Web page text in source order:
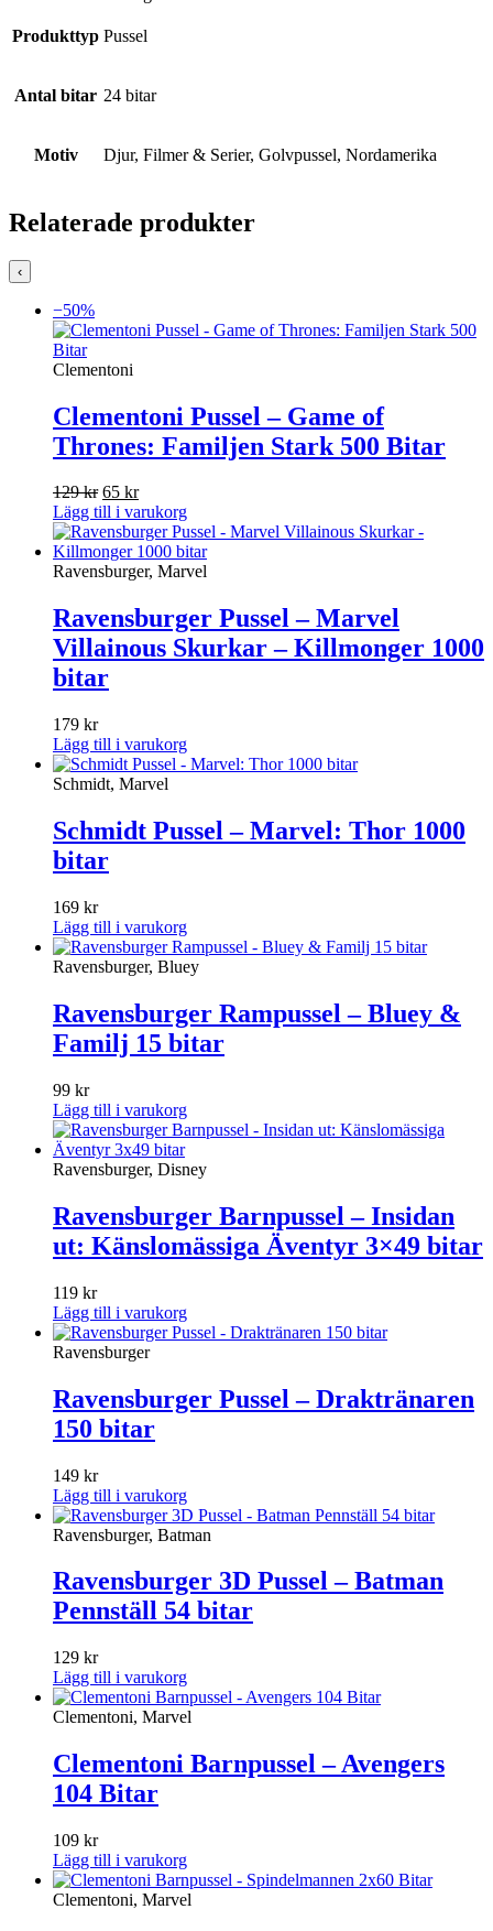
Produkttyp Pussel
Antal bitar 24 bitar
Motiv Djur, Filmer & Serier, Golvpussel, Nordamerika
Relaterade produkter
‹
−50%
Clementoni
Clementoni Pussel – Game of
Thrones: Familjen Stark 500 Bitar
129kr Det
ursprungliga
priset
var:
129 kr.
65 krDet
nuvarande
priset
är:
65 kr.
Lägg till i varukorg
Ravensburger, Marvel
Ravensburger Pussel – Marvel
Villainous Skurkar – Killmonger 1000
bitar
179 kr
Lägg till i varukorg
Schmidt, Marvel
Schmidt Pussel – Marvel: Thor 1000
bitar
169 kr
Lägg till i varukorg
Ravensburger, Bluey
Ravensburger Rampussel – Bluey &
Familj 15 bitar
99 kr
Lägg till i varukorg
Ravensburger, Disney
Ravensburger Barnpussel – Insidan
ut: Känslomässiga Äventyr 3×49 bitar
119 kr
Lägg till i varukorg
Ravensburger
Ravensburger Pussel – Draktränaren
150 bitar
149 kr
Lägg till i varukorg
Ravensburger, Batman
Ravensburger 3D Pussel – Batman
Pennställ 54 bitar
129 kr
Lägg till i varukorg
Clementoni, Marvel
Clementoni Barnpussel – Avengers
104 Bitar
109 kr
Lägg till i varukorg
Clementoni, Marvel